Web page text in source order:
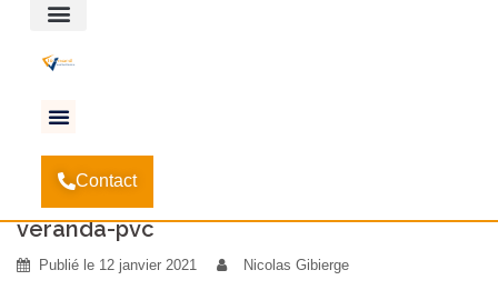
Contact
Accueil-La véranda, une véritable pièce à vivre avec
Vie et Veranda
veranda-pvc
Publié le 12 janvier 2021 Nicolas Gibierge